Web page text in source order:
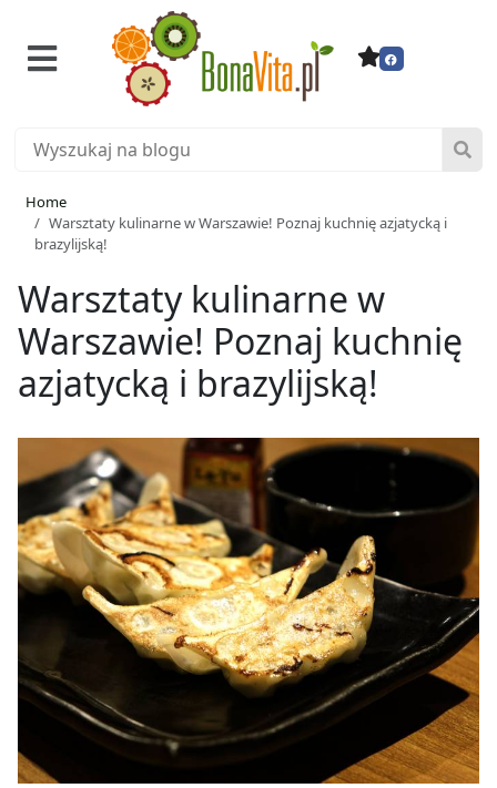
Home
Warsztaty kulinarne w Warszawie! Poznaj kuchnię azjatycką i
brazylijską!
Warsztaty kulinarne w
Warszawie! Poznaj kuchnię
azjatycką i brazylijską!